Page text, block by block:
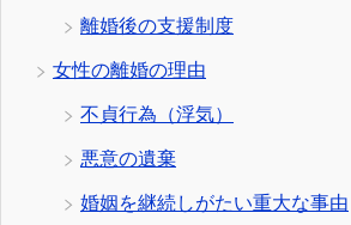
離婚後の支援制度
女性の離婚の理由
不貞行為（浮気）
悪意の遺棄
婚姻を継続しがたい重大な事由